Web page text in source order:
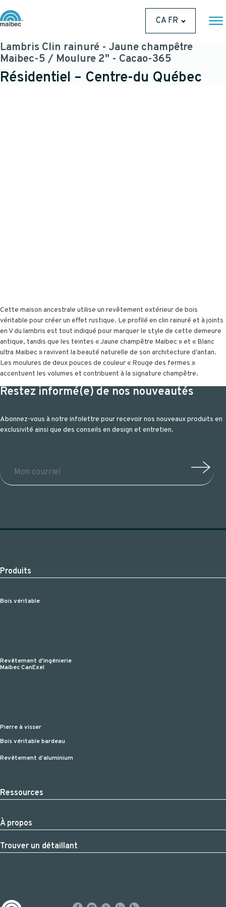
CA FR
Lambris Clin rainuré - Jaune champêtre
Maibec-5 / Moulure 2" - Cacao-365
Résidentiel – Centre-du Québec
Cette maison ancestrale utilise un revêtement extérieur de bois
véritable pour créer un effet rustique. Le profilé en clin rainuré et à joints
en V du lambris est tout indiqué pour marquer le style de cette demeure
antique, tandis que les teintes « Jaune champêtre Maibec » et « Blanc
ultra Maibec » ravivent la beauté naturelle de son architecture d’antan.
Les moulures de deux pouces de couleur « Rouge des fermes »
accentuent les volumes et contribuent à la signature champêtre.
Restez informé(e) de nos nouveautés
Abonnez-vous à notre infolettre pour recevoir nos nouveaux produits en
exclusivité ainsi que des conseils en design et entretien.
Produits
Bois véritable
Revêtement d'ingénierie
Maibec CanExel
Pierre à visser
Bois véritable bardeau
Revêtement d’aluminium
Ressources
À propos
Trouver un détaillant